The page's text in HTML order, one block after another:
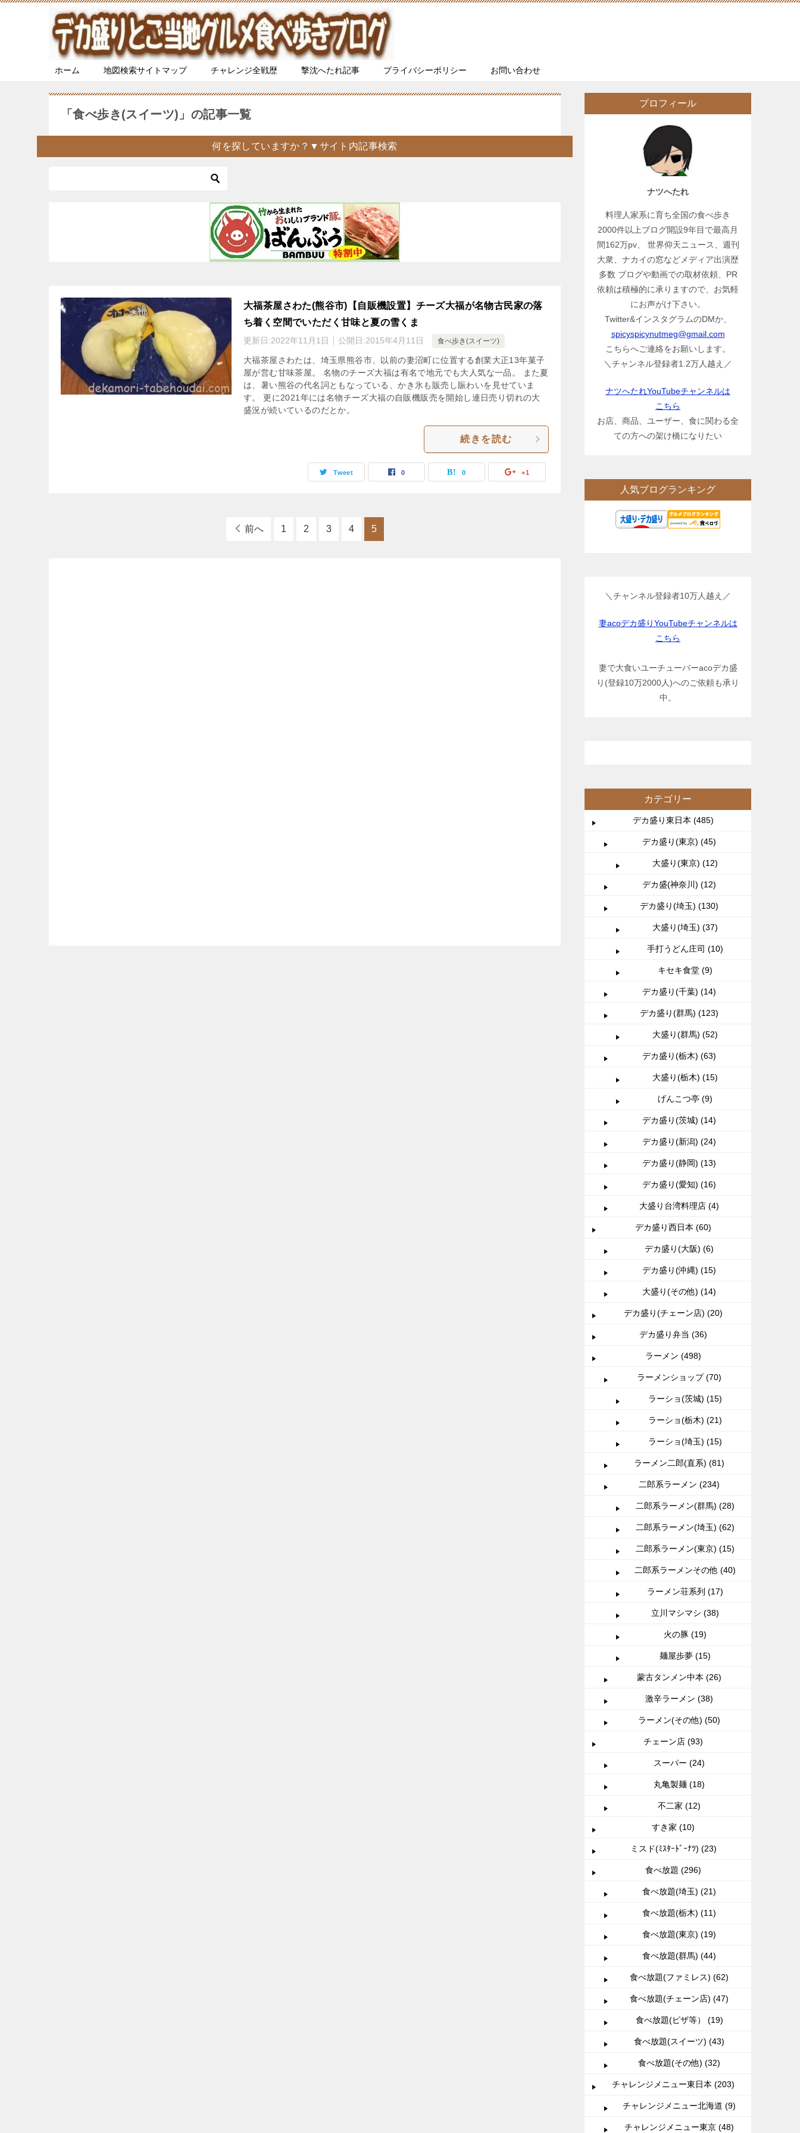
ホーム 地図検索サイトマップ チャレンジ全戦歴 撃沈へたれ記事 プライバシーポリシー お問い合わせ
「食べ歩き(スイーツ)」の記事一覧
何を探していますか？▼サイト内記事検索
大福茶屋さわた(熊谷市)【自販機設置】チーズ大福が名物古民家の落
ち着く空間でいただく甘味と夏の雪くま
更新日:2022年11月1日 公開日:2015年4月11日 食べ歩き(スイーツ)
大福茶屋さわたは、埼玉県熊谷市、以前の妻沼町に位置する創業大正13年菓子
屋が営む甘味茶屋。 名物のチーズ大福は有名で地元でも大人気な一品。 また夏
は、暑い熊谷の代名詞ともなっている、かき氷も販売し賑わいを見せていま
す。 更に2021年には名物チーズ大福の自販機販売を開始し連日売り切れの大
盛況が続いているのだとか。
続きを読む
Tweet 0 0 +1
前へ 1 2 3 4 5
プロフィール
ナツへたれ
料理人家系に育ち全国の食べ歩き
2000件以上ブログ開設9年目で最高月
間162万pv、 世界仰天ニュース、週刊
大衆、ナカイの窓などメディア出演歴
多数 ブログや動画での取材依頼、PR
依頼は積極的に承りますので、お気軽
にお声がけ下さい。
Twitter&インスタグラムのDMか、
spicyspicynutmeg@gmail.com
こちらへご連絡をお願いします。
＼チャンネル登録者1.2万人越え／
ナツへたれYouTubeチャンネルは
こちら
お店、商品、ユーザー、食に関わる全
ての方への架け橋になりたい
人気ブログランキング
＼チャンネル登録者10万人越え／
妻acoデカ盛りYouTubeチャンネルは
こちら
妻で大食いユーチューバーacoデカ盛
り(登録10万2000人)へのご依頼も承り
中。
カテゴリー
デカ盛り東日本 (485)
デカ盛り(東京) (45)
大盛り(東京) (12)
デカ盛(神奈川) (12)
デカ盛り(埼玉) (130)
大盛り(埼玉) (37)
手打うどん庄司 (10)
キセキ食堂 (9)
デカ盛り(千葉) (14)
デカ盛り(群馬) (123)
大盛り(群馬) (52)
デカ盛り(栃木) (63)
大盛り(栃木) (15)
げんこつ亭 (9)
デカ盛り(茨城) (14)
デカ盛り(新潟) (24)
デカ盛り(静岡) (13)
デカ盛り(愛知) (16)
大盛り台湾料理店 (4)
デカ盛り西日本 (60)
デカ盛り(大阪) (6)
デカ盛り(沖縄) (15)
大盛り(その他) (14)
デカ盛り(チェーン店) (20)
デカ盛り弁当 (36)
ラーメン (498)
ラーメンショップ (70)
ラーショ(茨城) (15)
ラーショ(栃木) (21)
ラーショ(埼玉) (15)
ラーメン二郎(直系) (81)
二郎系ラーメン (234)
二郎系ラーメン(群馬) (28)
二郎系ラーメン(埼玉) (62)
二郎系ラーメン(東京) (15)
二郎系ラーメンその他 (40)
ラーメン荘系列 (17)
立川マシマシ (38)
火の豚 (19)
麺屋歩夢 (15)
蒙古タンメン中本 (26)
激辛ラーメン (38)
ラーメン(その他) (50)
チェーン店 (93)
スーパー (24)
丸亀製麺 (18)
不二家 (12)
すき家 (10)
ミスド(ﾐｽﾀｰﾄﾞｰﾅﾂ) (23)
食べ放題 (296)
食べ放題(埼玉) (21)
食べ放題(栃木) (11)
食べ放題(東京) (19)
食べ放題(群馬) (44)
食べ放題(ファミレス) (62)
食べ放題(チェーン店) (47)
食べ放題(ピザ等） (19)
食べ放題(スイーツ) (43)
食べ放題(その他) (32)
チャレンジメニュー東日本 (203)
チャレンジメニュー北海道 (9)
チャレンジメニュー東京 (48)